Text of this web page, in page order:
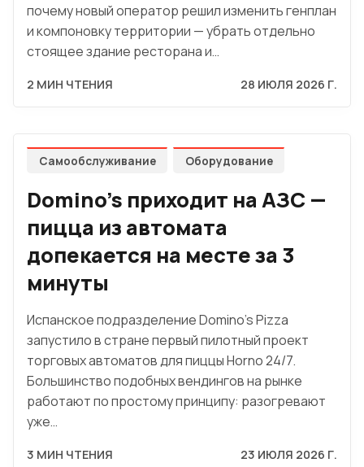
почему новый оператор решил изменить генплан
и компоновку территории — убрать отдельно
стоящее здание ресторана и…
2 МИН ЧТЕНИЯ 28 ИЮЛЯ 2026 Г.
Самообслуживание Оборудование
Domino's приходит на АЗС —
пицца из автомата
допекается на месте за 3
минуты
Испанское подразделение Domino's Pizza
запустило в стране первый пилотный проект
торговых автоматов для пиццы Horno 24/7.
Большинство подобных вендингов на рынке
работают по простому принципу: разогревают
уже…
3 МИН ЧТЕНИЯ 23 ИЮЛЯ 2026 Г.